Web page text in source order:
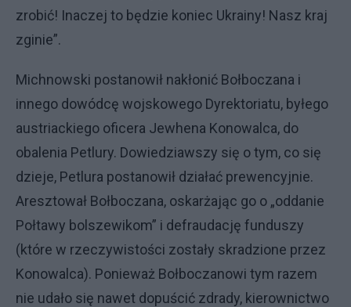
zrobić! Inaczej to będzie koniec Ukrainy! Nasz kraj
zginie”.
Michnowski postanowił nakłonić Bołboczana i
innego dowódcę wojskowego Dyrektoriatu, byłego
austriackiego oficera Jewhena Konowalca, do
obalenia Petlury. Dowiedziawszy się o tym, co się
dzieje, Petlura postanowił działać prewencyjnie.
Aresztował Bołboczana, oskarżając go o „oddanie
Połtawy bolszewikom” i defraudację funduszy
(które w rzeczywistości zostały skradzione przez
Konowalca). Ponieważ Bołboczanowi tym razem
nie udało się nawet dopuścić zdrady, kierownictwo